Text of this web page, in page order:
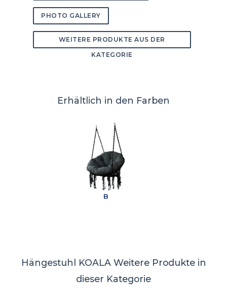
PHOTO GALLERY
WEITERE PRODUKTE AUS DER
KATEGORIE
Erhältlich in den Farben
B
Hängestuhl KOALA Weitere Produkte in
dieser Kategorie